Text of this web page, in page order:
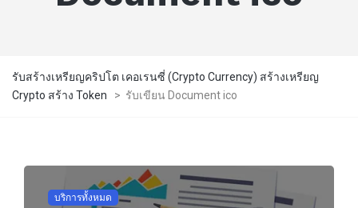
รับสร้างเหรียญคริปโต เคอเรนซี่ (Crypto Currency) สร้างเหรียญ
Crypto สร้าง Token
> รับเขียน Document ico
บริการทั้งหมด